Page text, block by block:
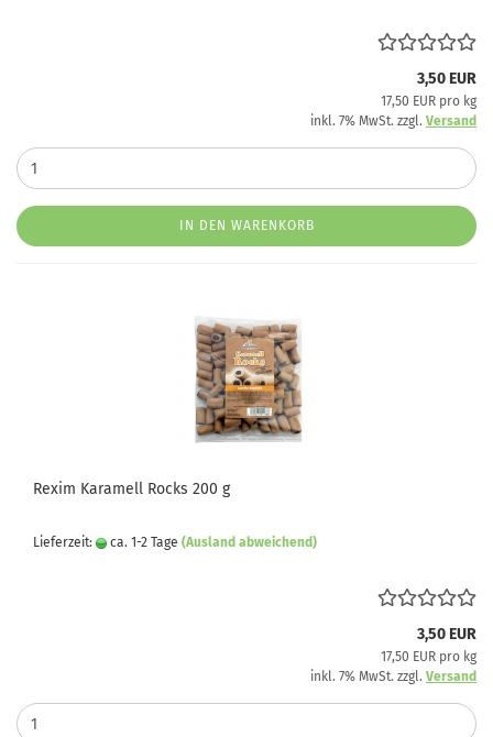
3,50 EUR
17,50 EUR pro kg
inkl. 7% MwSt. zzgl. Versand
IN DEN WARENKORB
Rexim Karamell Rocks 200 g
Lieferzeit: ca. 1-2 Tage (Ausland abweichend)
3,50 EUR
17,50 EUR pro kg
inkl. 7% MwSt. zzgl. Versand